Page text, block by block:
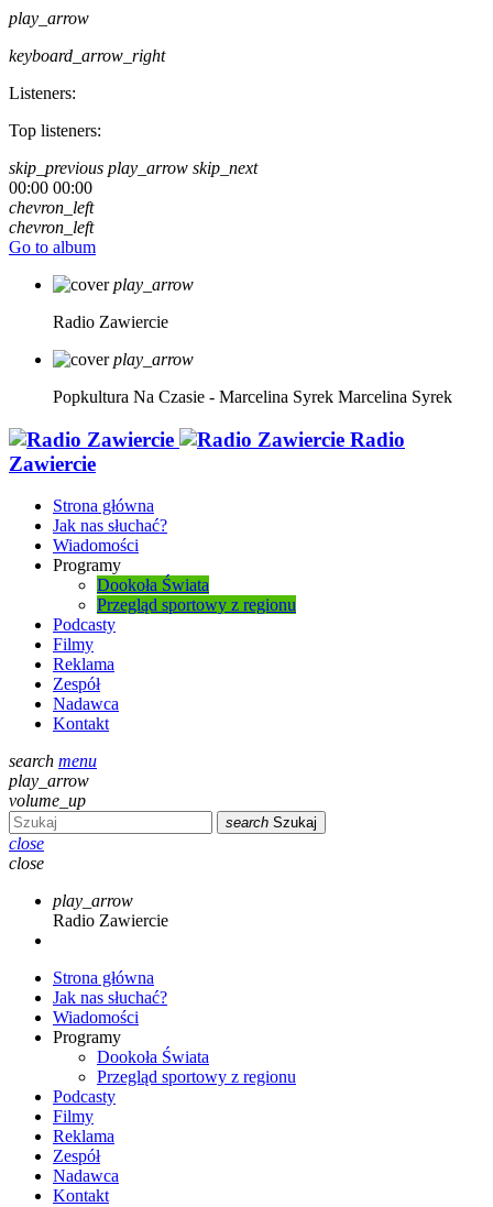
play_arrow
keyboard_arrow_right
Listeners:
Top listeners:
skip_previous play_arrow skip_next
00:00 00:00
chevron_left
chevron_left
Go to album
play_arrow
Radio Zawiercie
play_arrow
Popkultura Na Czasie - Marcelina Syrek Marcelina Syrek
Radio
Zawiercie
Strona główna
Jak nas słuchać?
Wiadomości
Programy
Dookoła Świata
Przegląd sportowy z regionu
Podcasty
Filmy
Reklama
Zespół
Nadawca
Kontakt
search menu
play_arrow
volume_up
search Szukaj
close
close
play_arrow
Radio Zawiercie
Strona główna
Jak nas słuchać?
Wiadomości
Programy
Dookoła Świata
Przegląd sportowy z regionu
Podcasty
Filmy
Reklama
Zespół
Nadawca
Kontakt